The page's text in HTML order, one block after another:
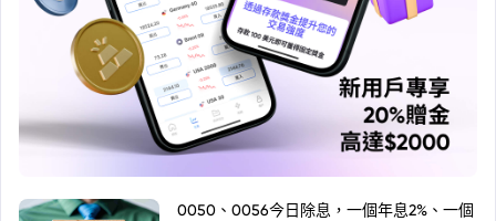
0050、0056今日除息，一個年息2%、一個